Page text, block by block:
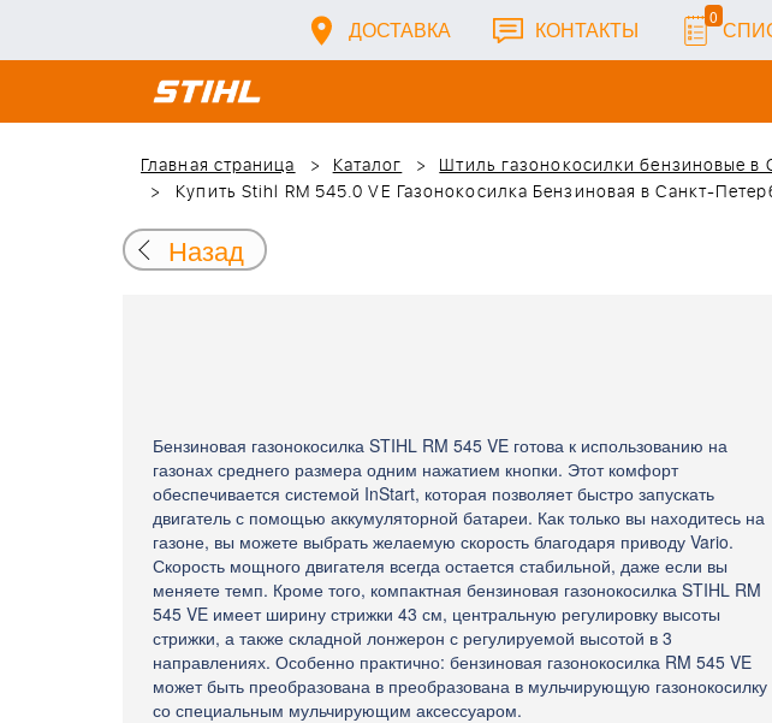
ДОСТАВКА КОНТАКТЫ 0
Главная страница
Каталог
Штиль газонокосилки бензиновые в
Купить Stihl RM 545.0 VE Газонокосилка Бензиновая в Санкт-
Назад
Бензиновая газонокосилка STIHL RM 545 VE готова к использованию на
газонах среднего размера одним нажатием кнопки. Этот комфорт
обеспечивается системой InStart, которая позволяет быстро запускать
двигатель с помощью аккумуляторной батареи. Как только вы находитесь на
газоне, вы можете выбрать желаемую скорость благодаря приводу Vario.
Скорость мощного двигателя всегда остается стабильной, даже если вы
меняете темп. Кроме того, компактная бензиновая газонокосилка STIHL RM
545 VE имеет ширину стрижки 43 см, центральную регулировку высоты
стрижки, а также складной лонжерон с регулируемой высотой в 3
направлениях. Особенно практично: бензиновая газонокосилка RM 545 VE
может быть преобразована в преобразована в мульчирующую газонокосилку
со специальным мульчирующим аксессуаром.